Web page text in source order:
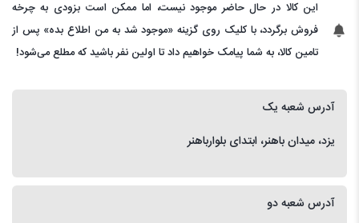
این کالا در حال حاضر موجود نیست، اما ممکن است بزودی به چرخه
فروش برگردد، با کلیک روی گزینه «موجود شد به من اطلاع بده» پس از
تامین کالا، به شما پیامک خواهیم داد تا اولین نفر باشید که مطلع می‌شود!
آدرس شعبه یک
یزد، میدان باهنر، ابتدای بلوارباهنر
آدرس شعبه دو